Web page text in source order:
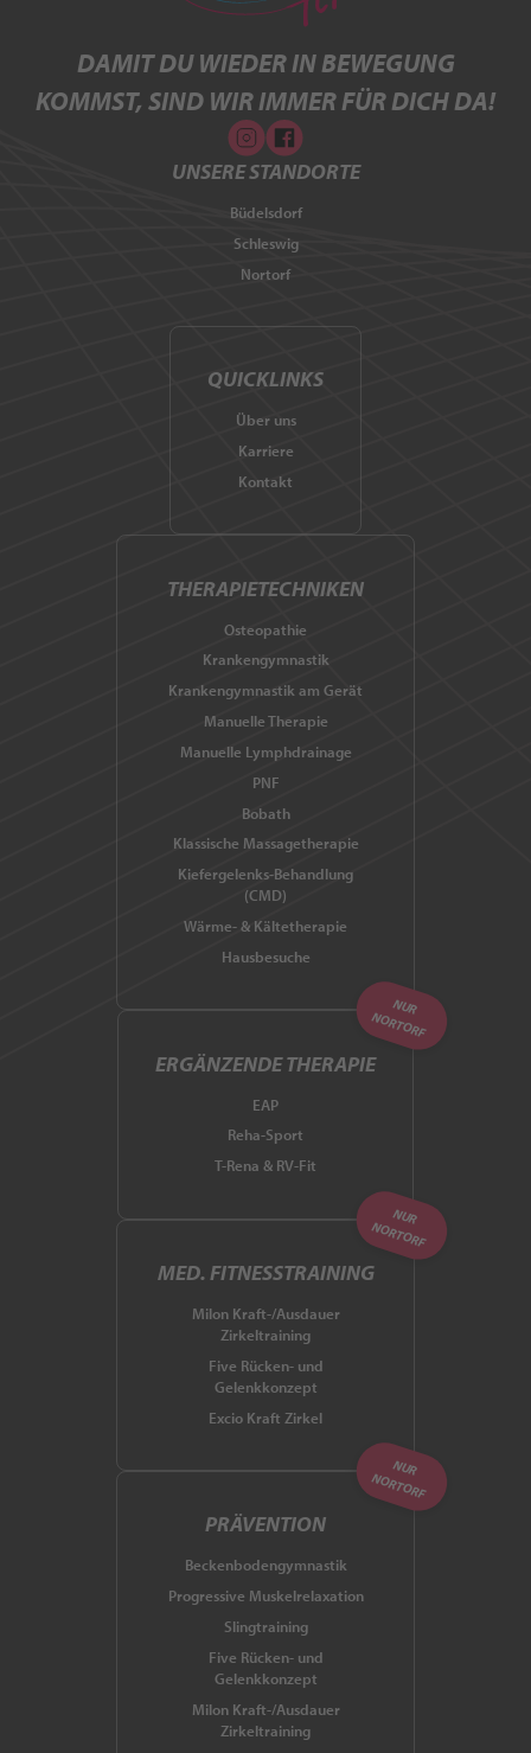
DAMIT DU WIEDER IN BEWEGUNG
KOMMST, SIND WIR IMMER FÜR DICH DA!
UNSERE STANDORTE
Büdelsdorf
Schleswig
Nortorf
QUICKLINKS
Über uns
Karriere
Kontakt
THERAPIETECHNIKEN
Osteopathie
Krankengymnastik
Krankengymnastik am Gerät
Manuelle Therapie
Manuelle Lymphdrainage
PNF
Bobath
Klassische Massagetherapie
Kiefergelenks-Behandlung
(CMD)
Wärme- & Kältetherapie
Hausbesuche
ERGÄNZENDE THERAPIE
EAP
Reha-Sport
T-Rena & RV-Fit
NUR
NORTORF
MED. FITNESSTRAINING
Milon Kraft-/Ausdauer
Zirkeltraining
Five Rücken- und
Gelenkkonzept
Excio Kraft Zirkel
NUR
NORTORF
PRÄVENTION
Beckenbodengymnastik
Progressive Muskelrelaxation
Slingtraining
Five Rücken- und
Gelenkkonzept
Milon Kraft-/Ausdauer
Zirkeltraining
NUR
NORTORF